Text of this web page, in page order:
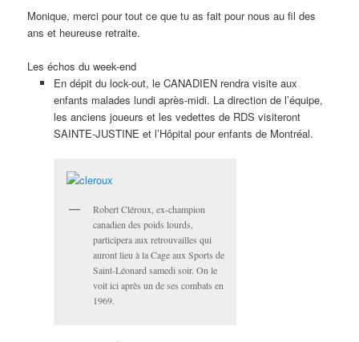
Monique, merci pour tout ce que tu as fait pour nous au fil des
ans et heureuse retraite.
Les échos du week-end
En dépit du lock-out, le CANADIEN rendra visite aux
enfants malades lundi après-midi. La direction de l’équipe,
les anciens joueurs et les vedettes de RDS visiteront
SAINTE-JUSTINE et l’Hôpital pour enfants de Montréal.
Robert Cléroux, ex-champion
canadien des poids lourds,
participera aux retrouvailles qui
auront lieu à la Cage aux Sports de
Saint-Léonard samedi soir. On le
voit ici après un de ses combats en
1969.